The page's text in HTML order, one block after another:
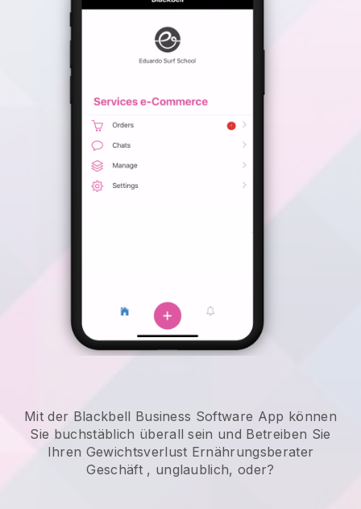
Mit der Blackbell Business Software App können
Sie buchstäblich überall sein und Betreiben Sie
Ihren Gewichtsverlust Ernährungsberater
Geschäft, unglaublich, oder?